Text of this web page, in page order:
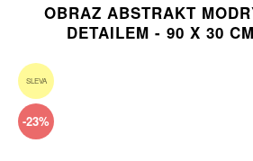
OBRAZ ABSTRAKT
DETAILEM - 90 X 30
SLEVA
-23%